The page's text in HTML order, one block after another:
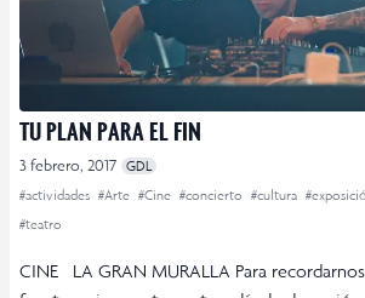
TU PLAN PARA EL FIN
3 febrero, 2017 GDL
#actividades #Arte #Cine #concierto #cultura
#teatro
CINE LA GRAN MURALLA Para